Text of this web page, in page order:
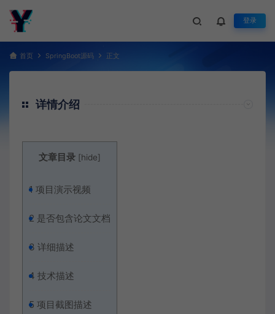
登录
首页 SpringBoot源码 正文
详情介绍
文章目录 [hide]
1 项目演示视频
2 是否包含论文文档
3 详细描述
4 技术描述
5 项目截图描述